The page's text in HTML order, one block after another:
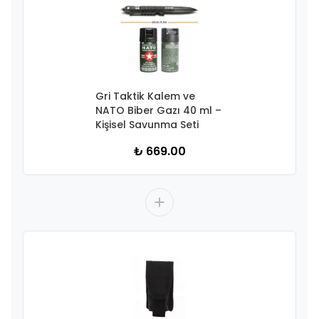
Gri Taktik Kalem ve
NATO Biber Gazı 40 ml –
Kişisel Savunma Seti
₺ 669.00